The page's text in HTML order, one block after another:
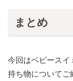
まとめ
今回はベビースイ
持ち物についてご